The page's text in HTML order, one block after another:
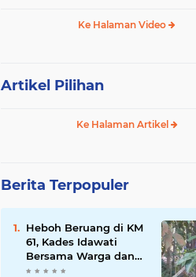
Ke Halaman Video
Artikel Pilihan
Ke Halaman Artikel
Berita Terpopuler
Heboh Beruang di KM
61, Kades Idawati
Bersama Warga dan
BPD Turun Langsung